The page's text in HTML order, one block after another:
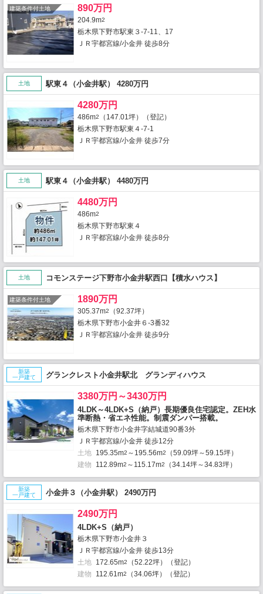
建築条件付土地 890万円
204.9m2
栃木県下野市駅東３-7-11、17
ＪＲ宇都宮線/小金井 徒歩8分
土地 駅東４（小金井駅） 4280万円
4280万円
486m2
（147.01坪）（登記）
栃木県下野市駅東４-7-1
ＪＲ宇都宮線/小金井 徒歩7分
土地 駅東４（小金井駅） 4480万円
4480万円
486m2
栃木県下野市駅東４
ＪＲ宇都宮線/小金井 徒歩8分
土地 コモンステージ下野市小金井駅西口【積水ハウス】
建築条件付土地 1890万円
305.37m2
（92.37坪）
栃木県下野市小金井６-3番32
ＪＲ宇都宮線/小金井 徒歩9分
新築
一戸建て
グランクレスト小金井駅北 グランディハウス
3380万円～3430万円
4LDK～4LDK+S（納戸）長期優良住宅認定。ZEH水
準断熱・省エネ性能。制震ダンパー搭載。
栃木県下野市小金井字結城道90番3外
ＪＲ宇都宮線/小金井 徒歩12分
土地 195.35m2 ～195.56m2
（59.09坪～59.15坪）
建物
112.89m2 ～115.17m2 （34.14坪～34.83坪）
新築
一戸建て
小金井３（小金井駅） 2490万円
2490万円
4LDK+S（納戸）
栃木県下野市小金井３
ＪＲ宇都宮線/小金井 徒歩13分
土地 172.65m2
（52.22坪）（登記）
建物
112.61m2 （34.06坪）（登記）